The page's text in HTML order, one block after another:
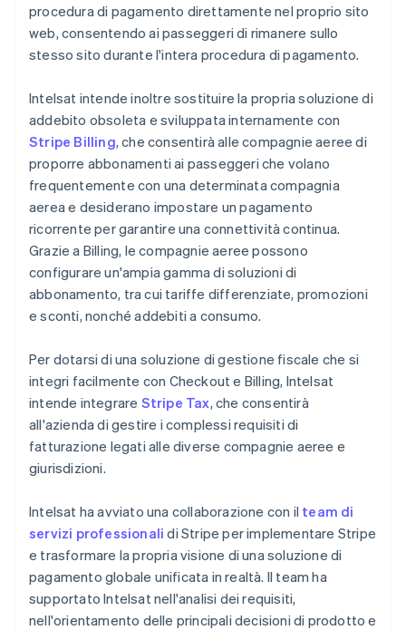
procedura di pagamento direttamente nel proprio sito
web, consentendo ai passeggeri di rimanere sullo
stesso sito durante l'intera procedura di pagamento.
Intelsat intende inoltre sostituire la propria soluzione di
addebito obsoleta e sviluppata internamente con
Stripe Billing, che consentirà alle compagnie aeree di
proporre abbonamenti ai passeggeri che volano
frequentemente con una determinata compagnia
aerea e desiderano impostare un pagamento
ricorrente per garantire una connettività continua.
Grazie a Billing, le compagnie aeree possono
configurare un'ampia gamma di soluzioni di
abbonamento, tra cui tariffe differenziate, promozioni
e sconti, nonché addebiti a consumo.
Per dotarsi di una soluzione di gestione fiscale che si
integri facilmente con Checkout e Billing, Intelsat
intende integrare Stripe Tax, che consentirà
all'azienda di gestire i complessi requisiti di
fatturazione legati alle diverse compagnie aeree e
giurisdizioni.
Intelsat ha avviato una collaborazione con il team di
servizi professionali di Stripe per implementare Stripe
e trasformare la propria visione di una soluzione di
pagamento globale unificata in realtà. Il team ha
supportato Intelsat nell'analisi dei requisiti,
nell'orientamento delle principali decisioni di prodotto e